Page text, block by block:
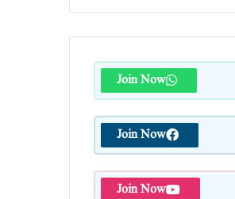
Join Now
Join Now
Join Now